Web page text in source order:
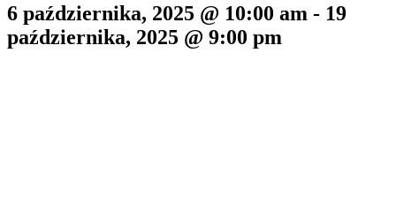
6 października, 2025 @ 10:00 am - 19
października, 2025 @ 9:00 pm